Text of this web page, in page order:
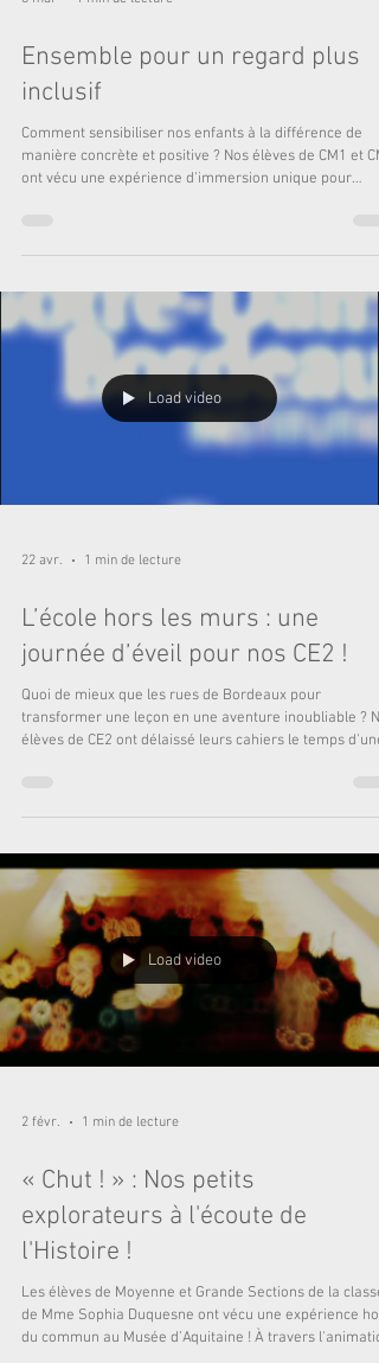
Ensemble pour un regard plus
inclusif
Comment sensibiliser nos enfants à la différence de
manière concrète et positive ? Nos élèves de CM1 et
ont vécu une expérience d'immersion unique pour
défis : apprendre à changer de chaise sans l'usage des
jambes, parcourir un trajet en fauteuil roulant av
Load video
22 avr. 1 min de lecture
L’école hors les murs : une
journée d’éveil pour nos CE2 !
Quoi de mieux que les rues de Bordeaux pour
transformer une leçon en une aventure inoubliable ?
élèves de CE2 ont délaissé leurs cahiers le temps d'une
découverte de lieux uniques ! éveil des sens : une halte
gourmande à la chocolaterie. Entre effluves d
Load video
2 févr. 1 min de lecture
« Chut ! » : Nos petits
explorateurs à l'écoute de
l'Histoire !
Les élèves de Moyenne et Grande Sections de la classe
de Mme Sophia Duquesne ont vécu une expérience
du commun au Musée d’Aquitaine ! À travers